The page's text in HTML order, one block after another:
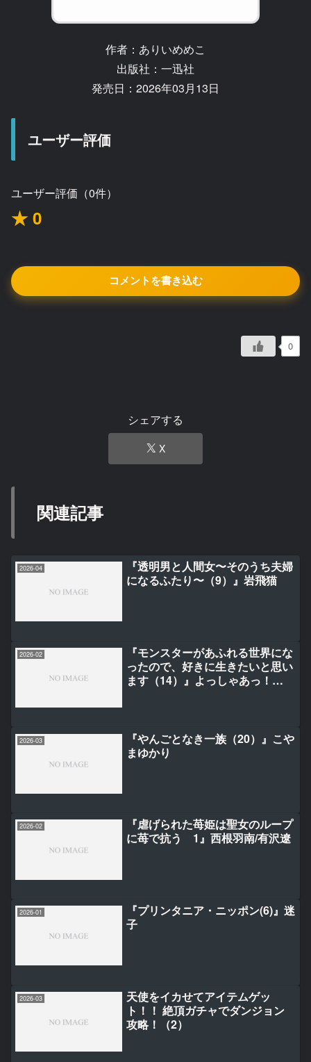
作者：ありいめめこ
出版社：一迅社
発売日：2026年03月13日
ユーザー評価
ユーザー評価（0件）
★ 0
コメントを書き込む
0
シェアする
X
関連記事
2026-04
『透明男と人間女〜そのうち夫婦
になるふたり〜（9）』岩飛猫
2026-02
『モンスターがあふれる世界にな
ったので、好きに生きたいと思い
ます（14）』よっしゃあっ！
2026-03
『やんごとなき一族（20）』こや
まゆかり
2026-02
『虐げられた苺姫は聖女のループ
に苺で抗う 1』西根羽南/有沢遼
2026-01
『プリンタニア・ニッポン(6)』迷
子
2026-03
天使をイカせてアイテムゲッ
ト！！ 絶頂ガチャでダンジョン
攻略！（2）